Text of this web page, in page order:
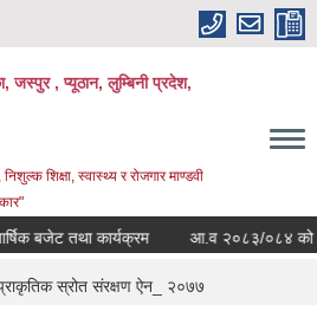
जस्पुर , प्यूठान, लुम्बिनी प्रदेश,
शिक्षा, स्वास्थ्य र रोजगार माण्डवी
तथा कार्यक्रम आ.व २०८३/०८४ को बजेट
स्रोत संरक्षण ऐन_ २०७७